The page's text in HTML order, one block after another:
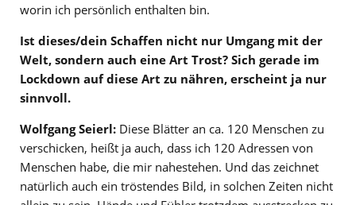
worin ich persönlich enthalten bin.
Ist dieses/dein Schaffen nicht nur Umgang mit der
Welt, sondern auch eine Art Trost? Sich gerade im
Lockdown auf diese Art zu nähren, erscheint ja nur
sinnvoll.
Wolfgang Seierl: Diese Blätter an ca. 120 Menschen zu
verschicken, heißt ja auch, dass ich 120 Adressen von
Menschen habe, die mir nahestehen. Und das zeichnet
natürlich auch ein tröstendes Bild, in solchen Zeiten nicht